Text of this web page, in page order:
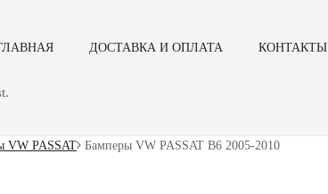
ДОСТАВКА И ОПЛАТА КОНТАКТЫ
VW PASSAT Бамперы VW PASSAT B6 2005-2010